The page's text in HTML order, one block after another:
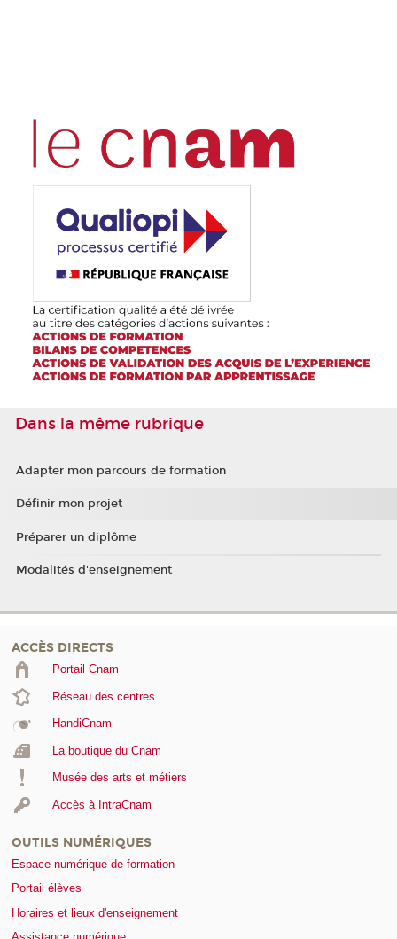
Dans la même rubrique
Adapter mon parcours de formation
Définir mon projet
Préparer un diplôme
Modalités d'enseignement
ACCÈS DIRECTS
Portail Cnam
Réseau des centres
HandiCnam
La boutique du Cnam
Musée des arts et métiers
Accès à IntraCnam
OUTILS NUMÉRIQUES
Espace numérique de formation
Portail élèves
Horaires et lieux d'enseignement